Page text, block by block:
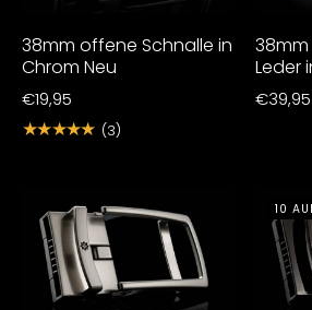
38mm offene Schnalle in
Chrom Neu
€19,95
★★★★★ (3)
Leder
€39,95
10